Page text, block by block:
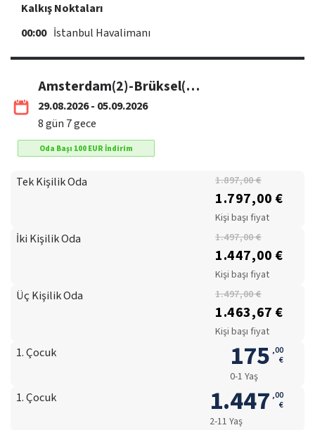
Kalkış Noktaları
00:00 İstanbul Havalimanı
Amsterdam(2)-Brüksel(1)-Paris(3)-Lüksemburg(1) / THY
29.08.2026 - 05.09.2026
8gün 7gece
Oda Başı 100 EUR İndirim
Tek Kişilik Oda 1.897,00 €
1.797,00 €
Kişi başı fiyat
İki Kişilik Oda 1.497,00 €
1.447,00 €
Kişi başı fiyat
Üç Kişilik Oda 1.497,00 €
1.463,67 €
Kişi başı fiyat
1. Çocuk 175 ,00
€
0-1 Yaş
1. Çocuk 1.447 ,00
€
2-11 Yaş